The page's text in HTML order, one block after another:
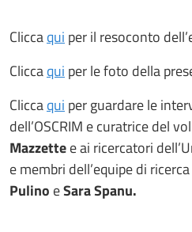
Cliccaqui per il resoconto
Cliccaqui per le foto della
Cliccaqui per guardare le
dell’OSCRIM e curatrice del
Mazzettee ai ricercatori
e membri dell’equipe di ricerca
Pulino eSara Spanu.